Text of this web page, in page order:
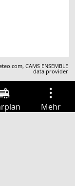
,CAMS ENSEMBLE
data provider
Mehr